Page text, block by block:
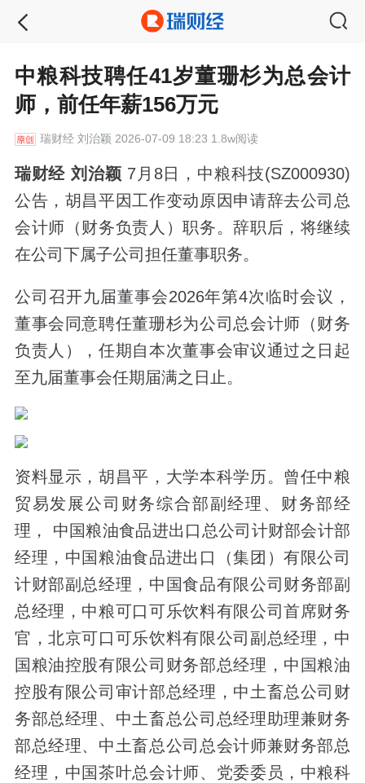
中粮科技聘任41岁董珊杉为总会计
师，前任年薪156万元
瑞财经刘治颖 2026-07-09 18:23 1.8w阅读
瑞财经 刘治颖 7月8日，中粮科技(SZ000930)
公告，胡昌平因工作变动原因申请辞去公司总
会计师（财务负责人）职务。辞职后，将继续
在公司下属子公司担任董事职务。
公司召开九届董事会2026年第4次临时会议，
董事会同意聘任董珊杉为公司总会计师（财务
负责人），任期自本次董事会审议通过之日起
至九届董事会任期届满之日止。
资料显示，胡昌平，大学本科学历。曾任中粮
贸易发展公司财务综合部副经理、财务部经
理， 中国粮油食品进出口总公司计财部会计部
经理，中国粮油食品进出口（集团）有限公司
计财部副总经理，中国食品有限公司财务部副
总经理，中粮可口可乐饮料有限公司首席财务
官，北京可口可乐饮料有限公司副总经理，中
国粮油控股有限公司财务部总经理，中国粮油
控股有限公司审计部总经理，中土畜总公司财
务部总经理、中土畜总公司总经理助理兼财务
部总经理、中土畜总公司总会计师兼财务部总
经理，中国茶叶总会计师、党委委员，中粮科